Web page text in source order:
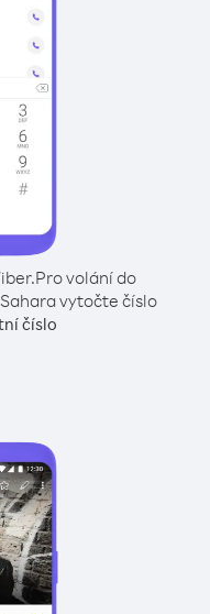
Pro volání do
vytočte číslo
číslo